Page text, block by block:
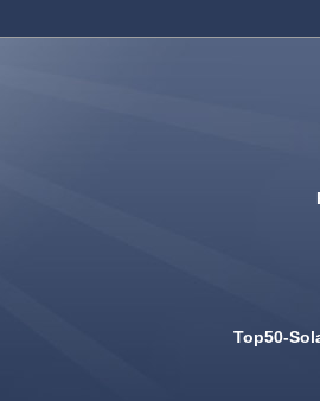
Top50-